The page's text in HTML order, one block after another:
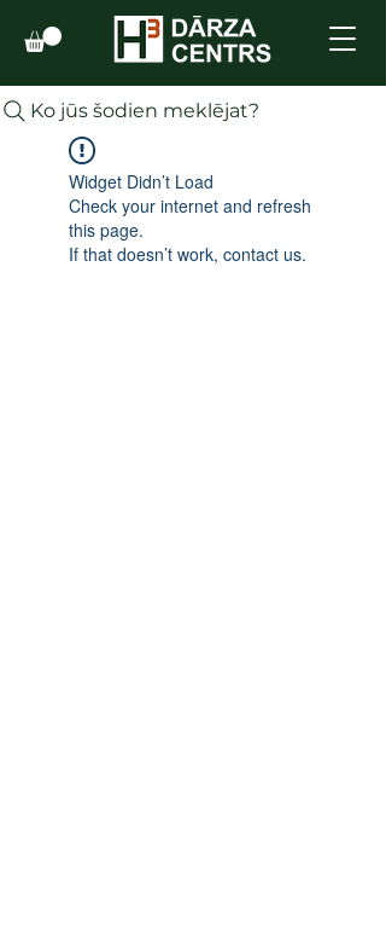
Ko jūs šodien meklējat?
Widget Didn’t Load
Check your internet and refresh
this page.
If that doesn’t work, contact us.